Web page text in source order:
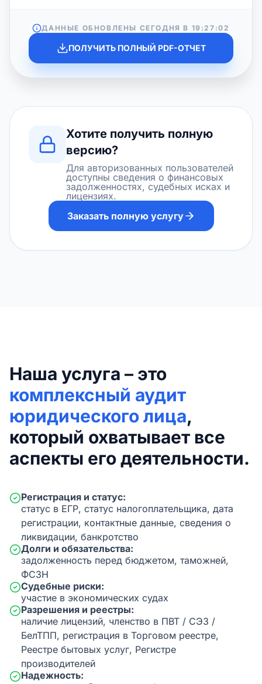
ДАННЫЕ ОБНОВЛЕНЫ СЕГОДНЯ В 19:27:02
ПОЛУЧИТЬ ПОЛНЫЙ PDF-ОТЧЕТ
Хотите получить полную
версию?
Для авторизованных пользователей
доступны сведения о финансовых
задолженностях, судебных исках и
лицензиях.
Заказать полную услугу
Наша услуга – это
комплексный аудит
юридического лица,
который охватывает все
аспекты его деятельности.
Регистрация и статус:
статус в ЕГР, статус налогоплательщика, дата
регистрации, контактные данные, сведения о
ликвидации, банкротство
Долги и обязательства:
задолженность перед бюджетом, таможней,
ФСЗН
Судебные риски:
участие в экономических судах
Разрешения и реестры:
наличие лицензий, членство в ПВТ / СЭЗ /
БелТПП, регистрация в Торговом реестре,
Реестре бытовых услуг, Регистре
производителей
Надежность: